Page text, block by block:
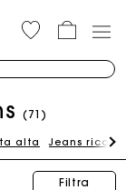
(71)
alta Jeans
Filtra